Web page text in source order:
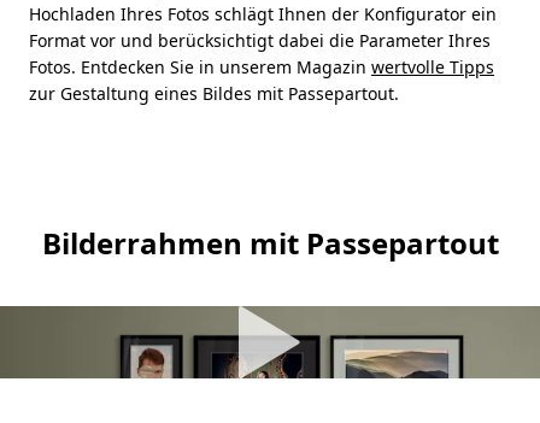
Hochladen Ihres Fotos schlägt Ihnen der Konfigurator ein
Format vor und berücksichtigt dabei die Parameter Ihres
Fotos. Entdecken Sie in unserem Magazin wertvolle Tipps
zur Gestaltung eines Bildes mit Passepartout.
Bilderrahmen mit Passepartout